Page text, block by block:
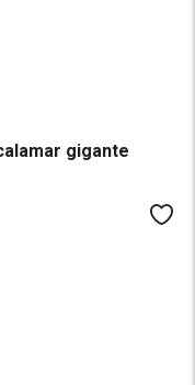
gigante